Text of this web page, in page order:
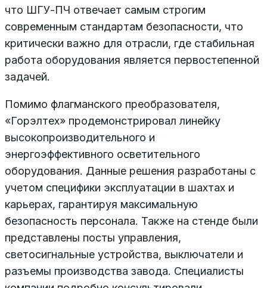
что ШГУ-ПЧ отвечает самым строгим
современным стандартам безопасности, что
критически важно для отрасли, где стабильная
работа оборудования является первостепенной
задачей.
Помимо флагманского преобразователя,
«Горэлтех» продемонстрировал линейку
высокопроизводительного и
энергоэффективного осветительного
оборудования. Данные решения разработаны с
учетом специфики эксплуатации в шахтах и
карьерах, гарантируя максимальную
безопасность персонала. Также на стенде были
представлены посты управления,
светосигнальные устройства, выключатели и
разъемы производства завода. Специалисты